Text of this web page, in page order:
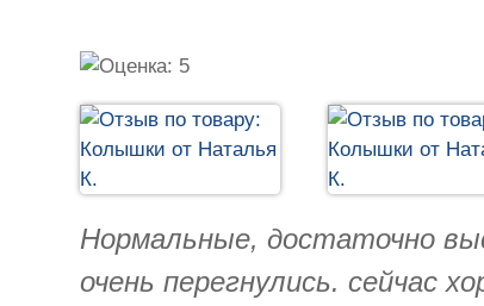
Нормальные, достаточно
очень перегнулись. сейчас